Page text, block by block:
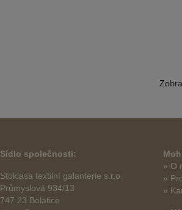
Sídlo společnosti:
Stoklasa textilní galanterie s.r.o.
Průmyslová 934/13
747 23 Bolatice
» O
»
»